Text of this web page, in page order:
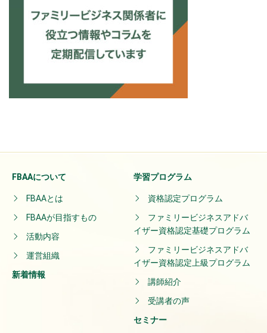
FBAAについて
FBAAとは
FBAAが目指すもの
活動内容
運営組織
新着情報
学習プログラム
資格認定プログラム
ファミリービジネスアドバ
イザー資格認定基礎プログラム
ファミリービジネスアドバ
イザー資格認定上級プログラム
講師紹介
受講者の声
セミナー